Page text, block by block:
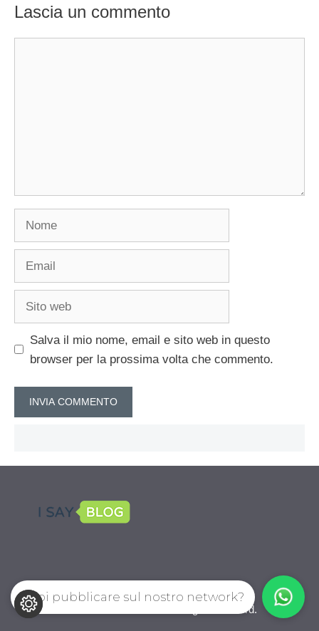
Lascia un commento
Salva il mio nome, email e sito web in questo
browser per la prossima volta che commento.
CalcioPro.com © 2026. All right reserverd.
Vuoi pubblicare sul nostro network?